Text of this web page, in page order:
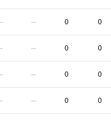
— 0 0
— 0 0
— 0 0
— 0 0